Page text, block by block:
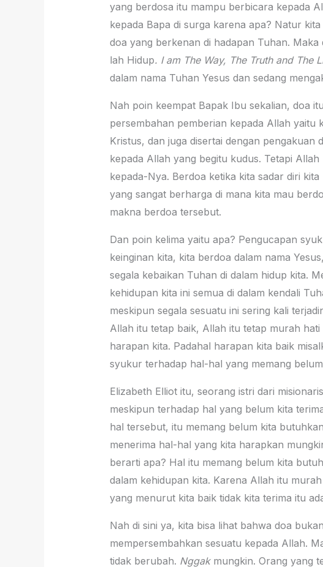
yang berdosa itu mampu berbicara kepada
kepada Bapa di surga karena apa? Natur
doa yang berkenan di hadapan Tuhan.
lah Hidup. I am The Way, The Truth and The
dalam nama Tuhan Yesus dan sedang
Nah poin keempat Bapak Ibu sekalian, doa
persembahan pemberian kepada Allah yaitu
Kristus, dan juga disertai dengan pengakuan
kepada Allah yang begitu kudus. Tetapi
kepada-Nya. Berdoa ketika kita sadar diri
yang sangat berharga di mana kita mau
makna berdoa tersebut.
Dan poin kelima yaitu apa? Pengucapan
keinginan kita, kita berdoa dalam nama
segala kebaikan Tuhan di dalam hidup kita.
kehidupan kita ini semua di dalam kendali
meskipun segala sesuatu ini sering kali
Allah itu tetap baik, Allah itu tetap murah
harapan kita. Padahal harapan kita baik
syukur terhadap hal-hal yang memang
Elizabeth Elliot itu, seorang istri dari
meskipun terhadap hal yang belum kita
hal tersebut, itu memang belum kita
menerima hal-hal yang kita harapkan
berarti apa? Hal itu memang belum kita
dalam kehidupan kita. Karena Allah itu
yang menurut kita baik tidak kita terima itu
Nah di sini ya, kita bisa lihat bahwa doa
mempersembahkan sesuatu kepada Allah.
tidak berubah. Nggakmungkin. Orang yang